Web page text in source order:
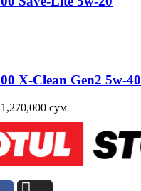
X-Clean Gen2 5w-40
1,270,000 сум